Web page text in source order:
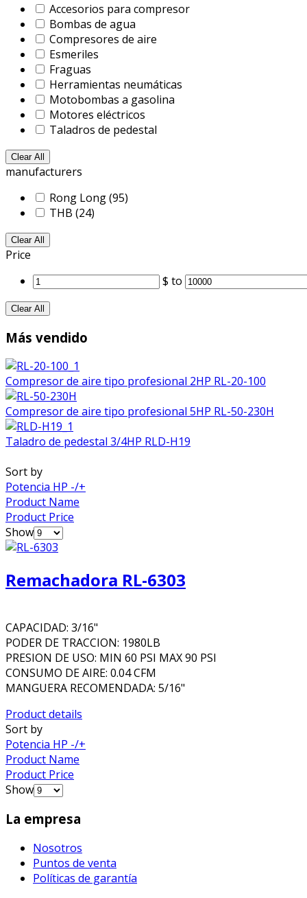
Accesorios para compresor
Bombas de agua
Compresores de aire
Esmeriles
Fraguas
Herramientas neumáticas
Motobombas a gasolina
Motores eléctricos
Taladros de pedestal
Clear All
manufacturers
Rong Long(95)
THB (24)
Clear All
Price
$ to
Clear All
Más vendido
Compresor de aire tipo profesional 2HP RL-20-100
Compresor de aire tipo profesional 5HP RL-50-230H
Taladro de pedestal 3/4HP RLD-H19
Sort by
Potencia HP -/+
Product Name
Product Price
Show
Remachadora RL-6303
CAPACIDAD: 3/16"
PODER DE TRACCION: 1980LB
PRESION DE USO: MIN 60 PSI MAX 90 PSI
CONSUMO DE AIRE: 0.04 CFM
MANGUERA RECOMENDADA: 5/16"
Product details
Sort by
Potencia HP -/+
Product Name
Product Price
Show
La empresa
Nosotros
Puntos de venta
Políticas de garantía